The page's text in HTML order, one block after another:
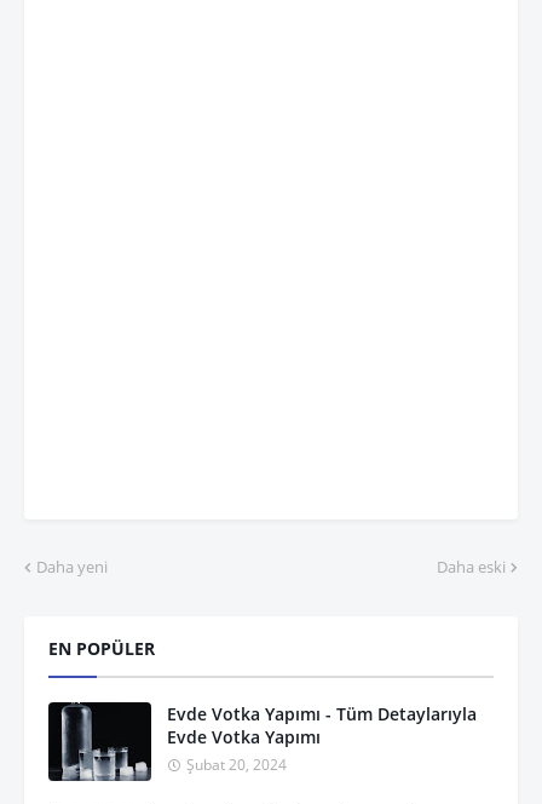
Daha yeni Daha eski
EN POPÜLER
Evde Votka Yapımı - Tüm Detaylarıyla
Evde Votka Yapımı
Şubat 20, 2024